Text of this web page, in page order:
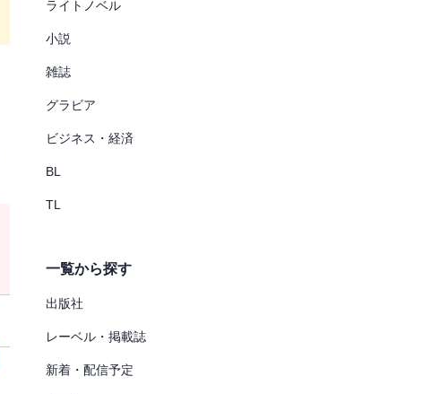
ライトノベル
小説
雑誌
グラビア
ビジネス・経済
BL
TL
一覧から探す
出版社
レーベル・掲載誌
新着・配信予定